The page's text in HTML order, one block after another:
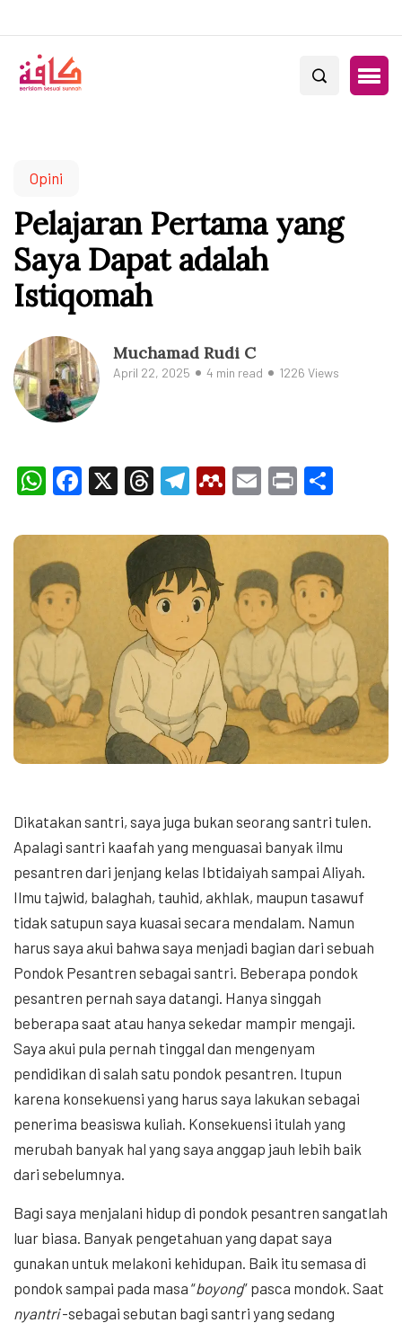
Opini
Pelajaran Pertama yang
Saya Dapat adalah
Istiqomah
Muchamad Rudi C
April 22, 2025 4 min read 1226 Views
WhatsApp
Facebook
X Threads
Telegram
Mendeley
Email
Print
Dikatakan santri, saya juga bukan seorang santri tulen.
Apalagi santri kaafah yang menguasai banyak ilmu
pesantren dari jenjang kelas Ibtidaiyah sampai Aliyah.
Ilmu tajwid, balaghah, tauhid, akhlak, maupun tasawuf
tidak satupun saya kuasai secara mendalam. Namun
harus saya akui bahwa saya menjadi bagian dari sebuah
Pondok Pesantren sebagai santri. Beberapa pondok
pesantren pernah saya datangi. Hanya singgah
beberapa saat atau hanya sekedar mampir mengaji.
Saya akui pula pernah tinggal dan mengenyam
pendidikan di salah satu pondok pesantren. Itupun
karena konsekuensi yang harus saya lakukan sebagai
penerima beasiswa kuliah. Konsekuensi itulah yang
merubah banyak hal yang saya anggap jauh lebih baik
dari sebelumnya.
Bagi saya menjalani hidup di pondok pesantren sangatlah
luar biasa. Banyak pengetahuan yang dapat saya
gunakan untuk melakoni kehidupan. Baik itu semasa di
pondok sampai pada masa “boyong” pasca mondok. Saat
nyantri-sebagai sebutan bagi santri yang sedang